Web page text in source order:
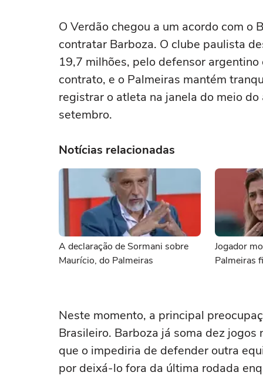
O Verdão chegou a um acordo com o
contratar Barboza. O clube paulista
19,7 milhões, pelo defensor
contrato, e o Palmeiras mantém
registrar o atleta na janela do meio
setembro.
Notícias relacionadas
A declaração de Sormani sobre
Maurício, do Palmeiras
Jogador
Palmeiras
Neste momento, a principal
Brasileiro. Barboza já soma dez
que o impediria de defender outra
por deixá-lo fora da última rodada